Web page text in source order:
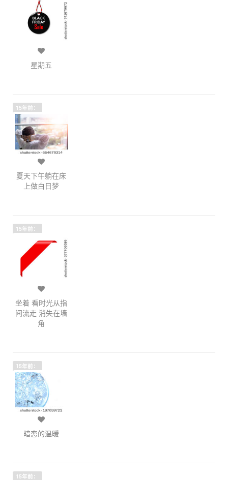
星期五
15年前：
夏天下午躺在床
上做白日梦
15年前：
坐着 看时光从指
间流走 消失在墙
角
15年前：
暗恋的温暖
15年前：